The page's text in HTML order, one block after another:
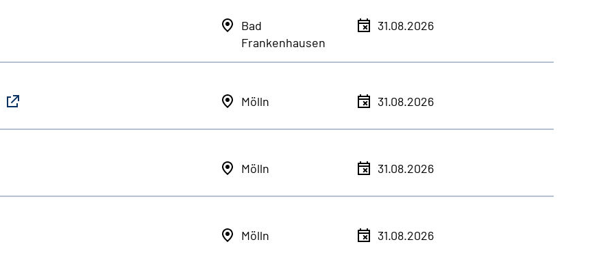
Bad
Frankenhausen
31.08.2026
Mölln 31.08.2026
Mölln 31.08.2026
Mölln 31.08.2026